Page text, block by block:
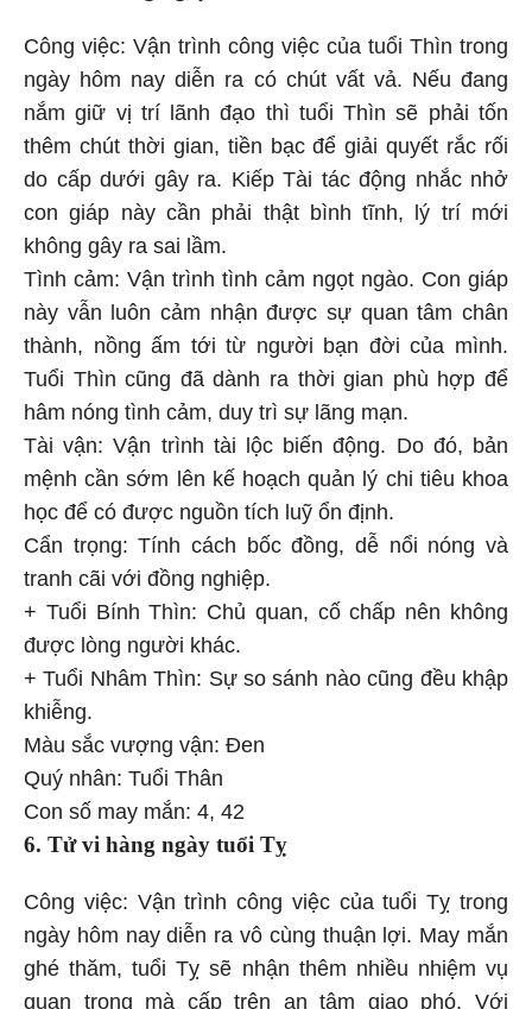
Công việc: Vận trình công việc của tuổi Thìn trong
ngày hôm nay diễn ra có chút vất vả. Nếu đang
nắm giữ vị trí lãnh đạo thì tuổi Thìn sẽ phải tốn
thêm chút thời gian, tiền bạc để giải quyết rắc rối
do cấp dưới gây ra. Kiếp Tài tác động nhắc nhở
con giáp này cần phải thật bình tĩnh, lý trí mới
không gây ra sai lầm.
Tình cảm: Vận trình tình cảm ngọt ngào. Con giáp
này vẫn luôn cảm nhận được sự quan tâm chân
thành, nồng ấm tới từ người bạn đời của mình.
Tuổi Thìn cũng đã dành ra thời gian phù hợp để
hâm nóng tình cảm, duy trì sự lãng mạn.
Tài vận: Vận trình tài lộc biến động. Do đó, bản
mệnh cần sớm lên kế hoạch quản lý chi tiêu khoa
học để có được nguồn tích luỹ ổn định.
Cẩn trọng: Tính cách bốc đồng, dễ nổi nóng và
tranh cãi với đồng nghiệp.
+ Tuổi Bính Thìn: Chủ quan, cố chấp nên không
được lòng người khác.
+ Tuổi Nhâm Thìn: Sự so sánh nào cũng đều khập
khiễng.
Màu sắc vượng vận: Đen
Quý nhân: Tuổi Thân
Con số may mắn: 4, 42
6. Tử vi hàng ngày tuổi Tỵ
Công việc: Vận trình công việc của tuổi Tỵ trong
ngày hôm nay diễn ra vô cùng thuận lợi. May mắn
ghé thăm, tuổi Tỵ sẽ nhận thêm nhiều nhiệm vụ
quan trọng mà cấp trên an tâm giao phó. Với